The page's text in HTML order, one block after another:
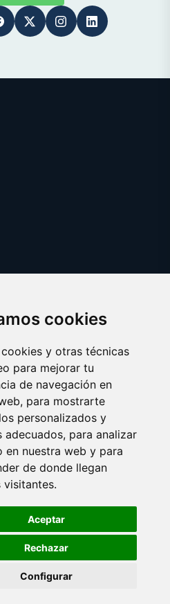
cookies
y otras técnicas
para mejorar tu
de navegación en
para mostrarte
personalizados y
adecuados, para analizar
en nuestra web y para
de donde llegan
visitantes.
Aceptar
Rechazar
Configurar
preferences
compreselo.com